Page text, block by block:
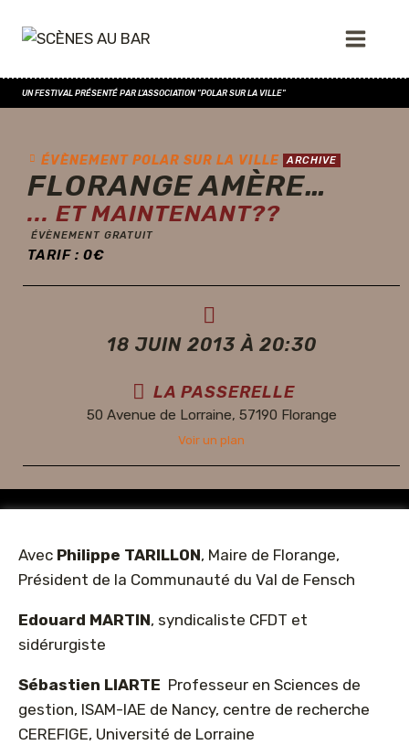
UN FESTIVAL PRÉSENTÉ PAR L'ASSOCIATION "POLAR SUR LA VILLE"
ÉVÈNEMENT POLAR SUR LA VILLE ARCHIVE
FLORANGE AMÈRE…
... ET MAINTENANT??
ÉVÈNEMENT GRATUIT
TARIF : 0€
18 JUIN 2013 À 20:30
LA PASSERELLE
50 Avenue de Lorraine, 57190 Florange
Voir un plan
Avec Philippe TARILLON, Maire de Florange,
Président de la Communauté du Val de Fensch
Edouard MARTIN, syndicaliste CFDT et
sidérurgiste
Sébastien LIARTE Professeur en Sciences de
gestion, ISAM-IAE de Nancy, centre de recherche
CEREFIGE, Université de Lorraine